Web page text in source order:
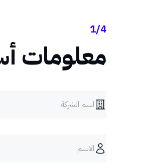
1/4
معلومات